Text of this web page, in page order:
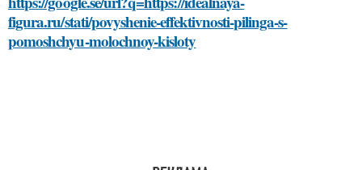
figura.ru/stati/povyshenie-effektivnosti-pilinga-s-
pomoshchyu-molochnoy-kisloty